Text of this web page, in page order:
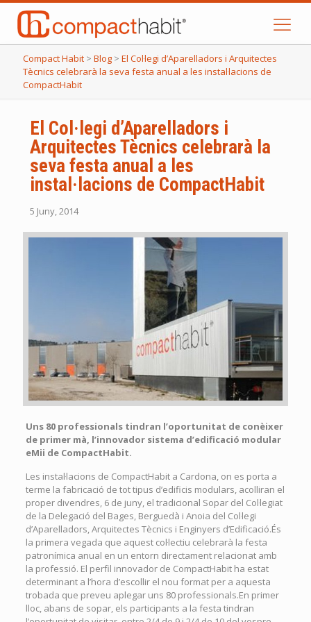
Compact Habit > Blog > El Col·legi d’Aparelladors i Arquitectes
Tècnics celebrarà la seva festa anual a les instal·lacions de
CompactHabit
El Col·legi d’Aparelladors i
Arquitectes Tècnics celebrarà la
seva festa anual a les
instal·lacions de CompactHabit
5 Juny, 2014
Uns 80 professionals tindran l’oportunitat de conèixer
de primer mà, l’innovador sistema d’edificació modular
eMii de CompactHabit.
Les instal·lacions de CompactHabit a Cardona, on es porta a
terme la fabricació de tot tipus d’edificis modulars, acolliran el
proper divendres, 6 de juny, el tradicional Sopar del Col·legiat
de la Delegació del Bages, Berguedà i Anoia del Col·legi
d’Aparelladors, Arquitectes Tècnics i Enginyers d’Edificació.És
la primera vegada que aquest col·lectiu celebrarà la festa
patronímica anual en un entorn directament relacionat amb
la professió. El perfil innovador de CompactHabit ha estat
determinant a l’hora d’escollir el nou format per a aquesta
trobada que preveu aplegar uns 80 professionals.En primer
lloc, abans de sopar, els participants a la festa tindran